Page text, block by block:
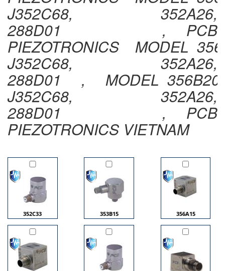
J352C68, 352A26,
288D01 , PCB
PIEZOTRONICS MODEL
J352C68, 352A26,
288D01 , MODEL 356B20,
J352C68, 352A26,
288D01 , PCB
PIEZOTRONICS VIETNAM
352C33 353B15 356A15